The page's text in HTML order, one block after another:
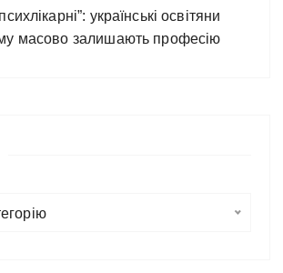
українські освітяни
масово залишають професію